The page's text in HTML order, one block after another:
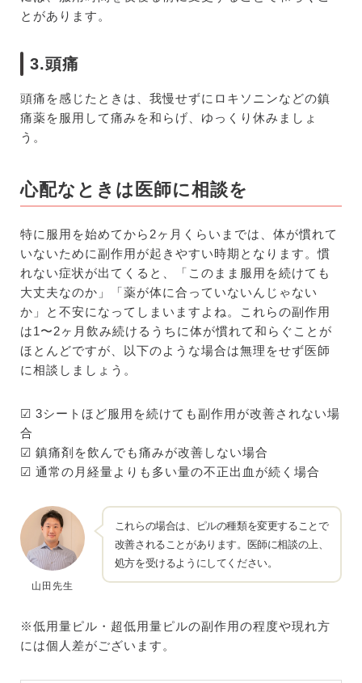
とがあります。
3.頭痛
頭痛を感じたときは、我慢せずにロキソニンなどの鎮
痛薬を服用して痛みを和らげ、ゆっくり休みましょ
う。
心配なときは医師に相談を
特に服用を始めてから2ヶ月くらいまでは、体が慣れて
いないために副作用が起きやすい時期となります。慣
れない症状が出てくると、「このまま服用を続けても
大丈夫なのか」「薬が体に合っていないんじゃない
か」と不安になってしまいますよね。これらの副作用
は1〜2ヶ月飲み続けるうちに体が慣れて和らぐことが
ほとんどですが、以下のような場合は無理をせず医師
に相談しましょう。
☑︎ 3シートほど服用を続けても副作用が改善されない場
合
☑︎ 鎮痛剤を飲んでも痛みが改善しない場合
☑︎ 通常の月経量よりも多い量の不正出血が続く場合
山田先生
これらの場合は、ピルの種類を変更することで
改善されることがあります。医師に相談の上、
処方を受けるようにしてください。
※低用量ピル・超低用量ピルの副作用の程度や現れ方
には個人差がございます。